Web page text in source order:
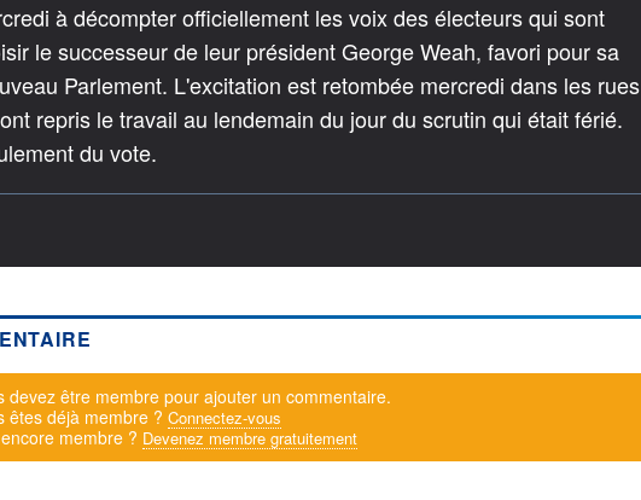
à décompter officiellement les voix des électeurs qui sont
le successeur de leur président George Weah, favori pour sa
Parlement. L'excitation est retombée mercredi dans les rues
repris le travail au lendemain du jour du scrutin qui était férié.
du vote.
d'alerte
devez être membre pour ajouter un commentaire.
êtes déjà membre ? Connectez-vous
membre ? Devenez membre gratuitement